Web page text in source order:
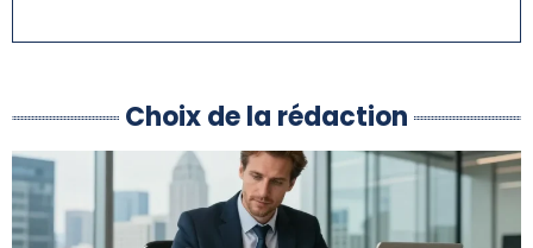
Choix de la rédaction